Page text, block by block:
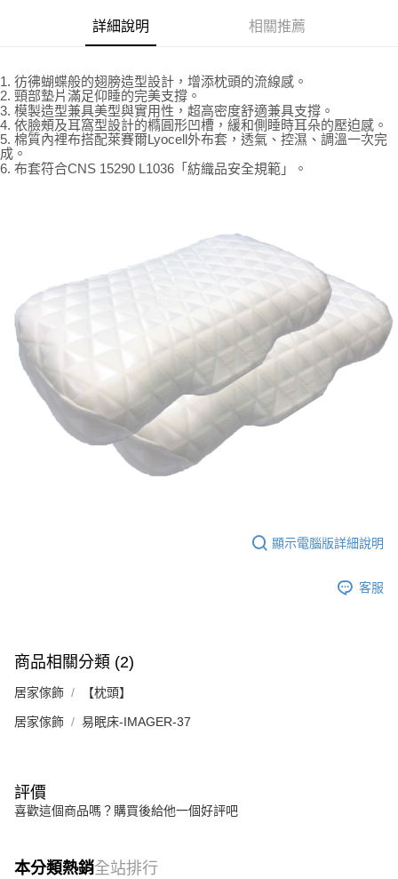
3.實際核准額度、可分期數及費用金額請依後續交易確認頁面所載為準。
4.訂單成立30分鐘內，如未前往確認交易或遇審核未通過，訂單將自動取
法說明評估內容。
【繳款方式說明】
1.分期款項不併入電信帳單，「大哥付你分期」於每月結算日後寄送繳費提
醒簡訊。
2.透過簡訊連結打開帳單後，可選擇「超商條碼／台灣大直營門市／銀行轉
帳／街口支付／iPASS MONEY」等通路繳費。
買賣價金債權讓與本公司後，依約使用本公司帳單繳交帳款。
2.基於同意付款使用「大哥付你分期」之契約關係目的，商店將以您的個人
資料（包含姓名、電話或地址）提供予台灣大哥大進項蒐集、處理及利用，
由本公司與您本人進行分期帳單所需資料之確認、核對及更正。
3.完整用戶服務條款，請詳閱以下連結：
https://oppay.tw/userRule
AFTEE先享後付是「在收到商品之後才付款」的支付方式。 讓您購物簡單
３．安心：先確認商品／服務後，再付款。
【「AFTEE先享後付」結帳流程】
１．於結帳方式選擇「AFTEE先享後付」後，將跳轉至「AFTEE先享後付」
結帳頁面，進行簡訊認證並確認金額後，即可完成結帳。
２．訂單成立數日內，您將收到繳費通知簡訊。
３．收到繳費通知簡訊後14天內，點擊此簡訊中的連結，可透過四大超商／
※ 交易是否成功請以「AFTEE先享後付 」之結帳頁面顯示為準，若有關於
是否繳費成功／繳費後需取消欲退款等相關疑問，請聯繫「AFTEE先享後付
客戶支援中心」
https://netprotections.freshdesk.com/support/home
１．透過由恩沛科技股份有限公司提供之「AFTEE先享後付」服務完成之交
易，需依本服務之必要範圍內提供個人資料，並將交易相關給付款項請求債
權轉讓予恩沛科技股份有限公司。
２．關於個人資料處理事宜，請瀏覽以下網址：
https://aftee.tw/terms/#terms3
３．未成年的使用者請事先徵得法定代理人或監護人之同意方可使用
「AFTEE先享後付」，若未經同意申辦者引起之損失，本公司不負相關責
４．使用「AFTEE先享後付」時，將依據個別帳號之用戶狀況，依本公司即
宅配
每筆NT$100，滿NT$1,000(含以上)免運費
詳細說明 相關推薦
1. 彷彿蝴蝶般的翅膀造型設計，增添枕頭的流線感。
2. 頸部墊片滿足仰睡的完美支撐。
3. 模製造型兼具美型與實用性，超高密度舒適兼具支撐。
4. 依臉頰及耳窩型設計的橢圓形凹槽，緩和側睡時耳朵的壓迫感。
5. 棉質內裡布搭配萊賽爾Lyocell外布套，透氣、控濕、調溫一次完
成。
6. 布套符合CNS 15290 L1036「紡織品安全規範」。
顯示電腦版詳細說明
客服
商品相關分類 (2)
居家傢飾 【枕頭】
居家傢飾 易眠床-IMAGER-37
評價
喜歡這個商品嗎？購買後給他一個好評吧
本分類熱銷全站排行